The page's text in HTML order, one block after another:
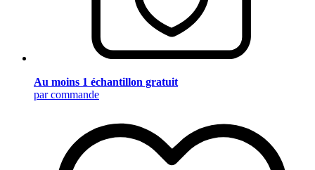
Au moins 1 échantillon gratuit
par commande